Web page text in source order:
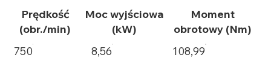
Prędkość
(obr./min)
Moc wyjściowa
(kW)
Moment
obrotowy (Nm)
750
8,56 108,99